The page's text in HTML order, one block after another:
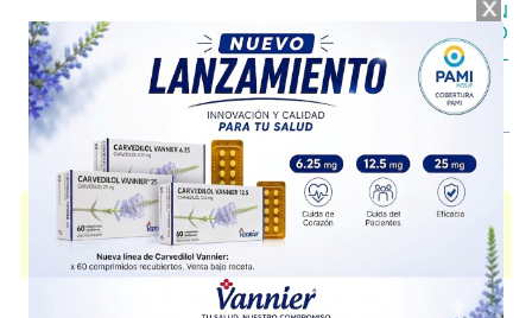
PAMI
PAMI PLAN
MEDICAMENTOS DE USO
EVENTUAL
OS
$12.913,06
AF
EUMOTIL Scontiene trimebutina+simeticonay se indica como
Antiespasmódico. Es producido porBaliarda
presentaciones disponibles.